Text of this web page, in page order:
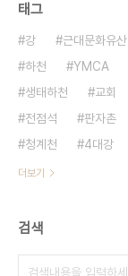
태그
강 근대문화유산
하천
YMCA
생태하천
교회
전점석
판자촌
청계천
4대강
더보기
검색